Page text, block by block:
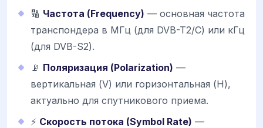
🔢 Частота (Frequency) — основная частота
транспондера в МГц (для DVB-T2/C) или кГц
(для DVB-S2).
📡 Поляризация (Polarization) —
вертикальная (V) или горизонтальная (H),
актуально для спутникового приема.
⚡ Скорость потока (Symbol Rate) —